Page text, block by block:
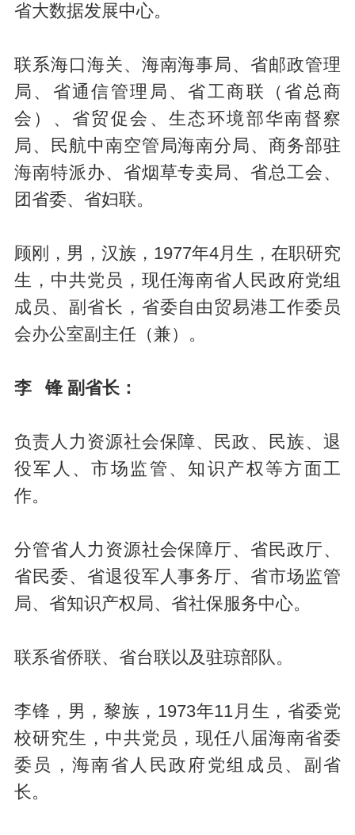
省大数据发展中心。
联系海口海关、海南海事局、省邮政管理
局、省通信管理局、省工商联（省总商
会）、省贸促会、生态环境部华南督察
局、民航中南空管局海南分局、商务部驻
海南特派办、省烟草专卖局、省总工会、
团省委、省妇联。
顾刚，男，汉族，1977年4月生，在职研究
生，中共党员，现任海南省人民政府党组
成员、副省长，省委自由贸易港工作委员
会办公室副主任（兼）。
李 锋 副省长：
负责人力资源社会保障、民政、民族、退
役军人、市场监管、知识产权等方面工
作。
分管省人力资源社会保障厅、省民政厅、
省民委、省退役军人事务厅、省市场监管
局、省知识产权局、省社保服务中心。
联系省侨联、省台联以及驻琼部队。
李锋，男，黎族，1973年11月生，省委党
校研究生，中共党员，现任八届海南省委
委员，海南省人民政府党组成员、副省
长。